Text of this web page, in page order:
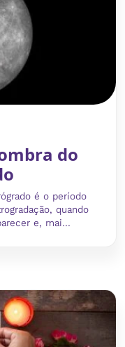
do
é o período
quando
e, mai...